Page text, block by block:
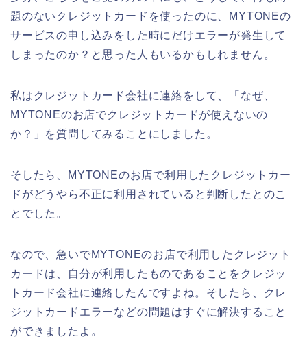
題のないクレジットカードを使ったのに、MYTONEの
サービスの申し込みをした時にだけエラーが発生して
しまったのか？と思った人もいるかもしれません。
私はクレジットカード会社に連絡をして、「なぜ、
MYTONEのお店でクレジットカードが使えないの
か？」を質問してみることにしました。
そしたら、MYTONEのお店で利用したクレジットカー
ドがどうやら不正に利用されていると判断したとのこ
とでした。
なので、急いでMYTONEのお店で利用したクレジット
カードは、自分が利用したものであることをクレジッ
トカード会社に連絡したんですよね。そしたら、クレ
ジットカードエラーなどの問題はすぐに解決すること
ができましたよ。